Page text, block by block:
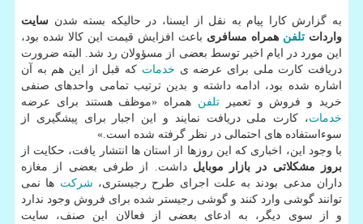
به گزارش كارا پیام به نقل از ایسنا، در حالیكه بسته شدن سایت
واردات تلفن همراه مسافری باعث افزایش قیمت این كالا شده بود،
این مورد در ایام اخیر توسط بعضی از مسؤولان رد شد. البته ضرورت
دریافت كارت ملی برای عرضه ی خدمات كه قبل از این هم به آن
اشاره شده بود، ادامه داشته و بدین ترتیب تمامی واحدهای صنفی
خرید و فروش و تعمیر تلفن همراه «موظف هستند برای عرضه
خدمات، كارت ملی دریافت نمایند و این اجبار برای پیشگیری از
سوءاستفاده های احتمالی در نظر گرفته شده است.»
با وجود این، اخباری كه این روزها از استان ها انتشار یافت، حكایت از
بروز مشكلاتی در بازار موبایل داشت. از طرفی بعضی از مغازه
داران مدعی بودند به علت اجرای طرح رجیستری، شركت ها نمی
توانند گوشی وارد كنند و گوشی رجیستر شده برای فروش وجود ندارد
و از سوی دیگر، به ادعای بعضی از فعالان این صنف، سایت